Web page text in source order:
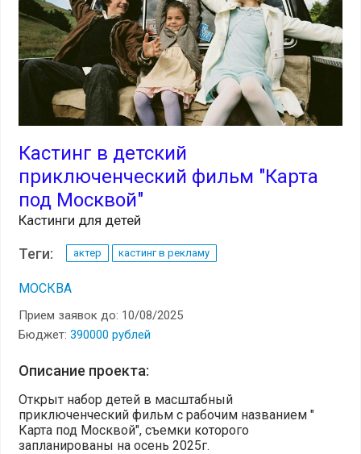
Кастинг в детский
приключенческий фильм "Карта
под Москвой"
Кастинги для детей
Теги: актер кастинг в рекламу
МОСКВА
Прием заявок до: 10/08/2025
Бюджет: 390000 рублей
Описание проекта:
Открыт набор детей в масштабный
приключенческий фильм с рабочим названием "
Карта под Москвой", съемки которого
запланированы на осень 2025г.